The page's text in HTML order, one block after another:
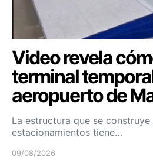
Video revela
terminal
aeropuerto de
La estructura que se
estacionamientos tiene…
09/08/2026